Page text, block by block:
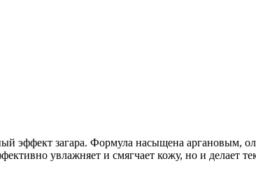
эффект загара. Формула насыщена аргановым,
увлажняет и смягчает кожу, но и делает